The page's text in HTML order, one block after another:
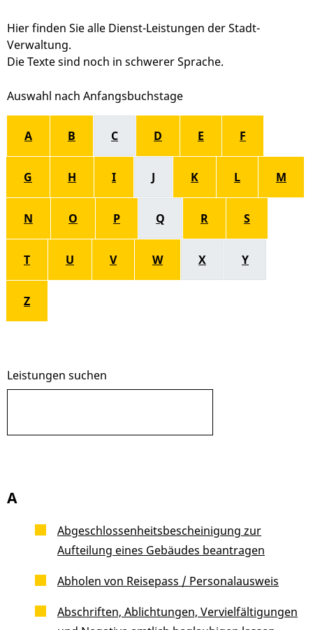
Hier finden Sie alle Dienst-Leistungen der Stadt-
Verwaltung.
Die Texte sind noch in schwerer Sprache.
Alphabetisches Register überspringen
A B C D E F
G H I J K L M
N O P Q R S
T U V W X Y
Z
Leistungen suchen
A
Abgeschlossenheitsbescheinigung zur
Aufteilung eines Gebäudes beantragen
Abholen von Reisepass / Personalausweis
Abschriften, Ablichtungen, Vervielfältigungen